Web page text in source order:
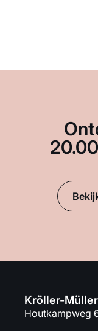
Kröller-
Houtkampweg